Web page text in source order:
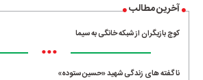
آخرین مطالب
کوچ بازیگران از شبکه خانگی به سیما
•••
ناگفته های زندگی شهید «حسین ستوده»